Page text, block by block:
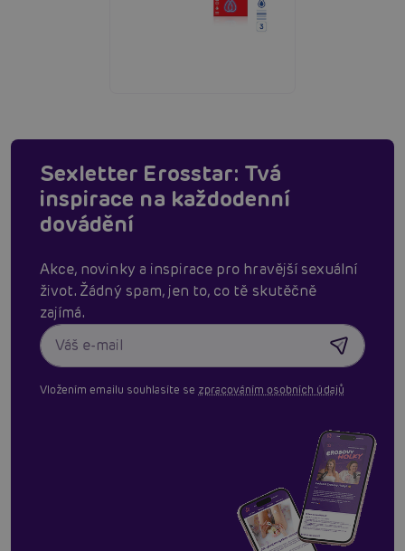
Sexletter Erosstar: Tvá
inspirace na každodenní
dovádění
Akce, novinky a inspirace pro hravější sexuální
život. Žádný spam, jen to, co tě skutěčně
zajímá.
Vložením emailu souhlasíte se zpracováním osobních údajů